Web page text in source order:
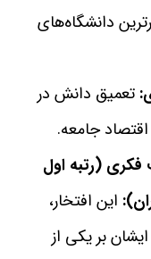
دانشگاه‌های
تعمیق دانش در
اقتصاد جامعه.
(رتبه اول
این افتخار،
بر یکی از